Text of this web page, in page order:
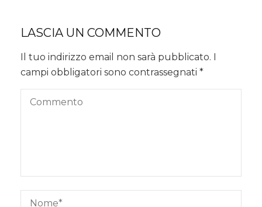
LASCIA UN COMMENTO
Il tuo indirizzo email non sarà pubblicato.
campi obbligatori sono contrassegnati *